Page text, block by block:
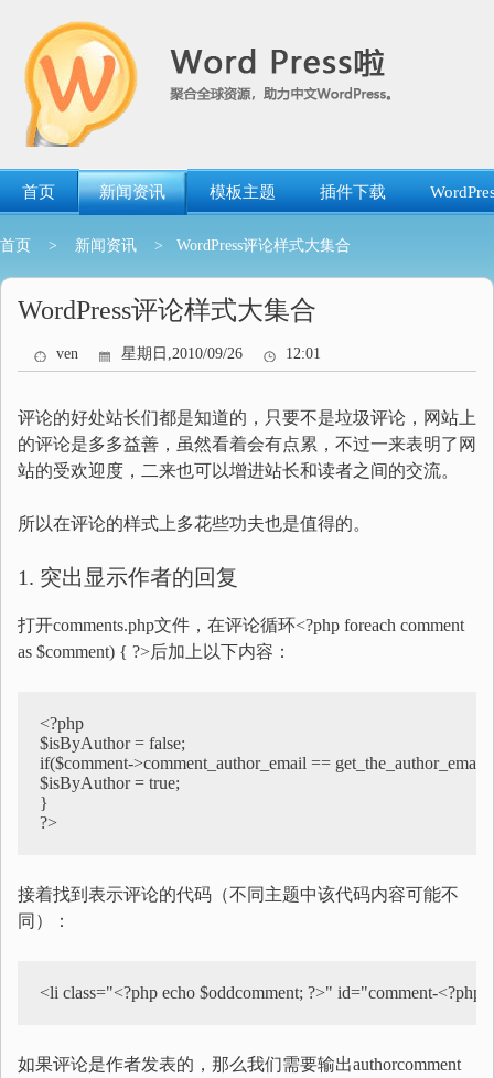
首页 新闻资讯 模板主题 插件下载
首页 > 新闻资讯 > WordPress评论样式大集合
WordPress评论样式大集合
ven 星期日,2010/09/26 12:01
评论的好处站长们都是知道的，只要不是垃圾评论，网站上
的评论是多多益善，虽然看着会有点累，不过一来表明了网
站的受欢迎度，二来也可以增进站长和读者之间的交流。
所以在评论的样式上多花些功夫也是值得的。
1. 突出显示作者的回复
打开comments.php文件，在评论循环<?php foreach comment
as $comment) { ?>后加上以下内容：
<?php
$isByAuthor = false;
if($comment->comment_author_email ==
$isByAuthor = true;
}
?>
接着找到表示评论的代码（不同主题中该代码内容可能不
同）：
<li class="<?php echo $oddcomment; ?>" id="comment-<?php
如果评论是作者发表的，那么我们需要输出authorcomment